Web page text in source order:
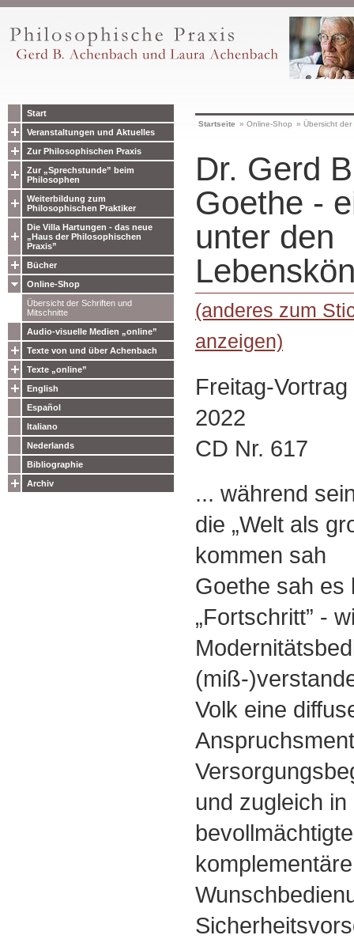
Start
Veranstaltungen und Aktuelles
Zur Philosophischen Praxis
Zur „Sprechstunde” beim
Philosophen
Weiterbildung zum
Philosophischen Praktiker
Die Villa Hartungen - das neue
„Haus der Philosophischen
Praxis”
Bücher
Online-Shop
Übersicht der Schriften und
Mitschnitte
Audio-visuelle Medien „online”
Texte von und über Achenbach
Texte „online”
English
Español
Italiano
Nederlands
Bibliographie
Archiv
Startseite » Online-Shop » Übersicht
Dr. Gerd
Goethe -
unter den
(anderes zum
anzeigen)
Freitag-
2022
CD Nr. 617
... während
die „Welt als
kommen sah
Goethe sah es
„Fortschritt” -
(miß-
Volk eine
und zugleich